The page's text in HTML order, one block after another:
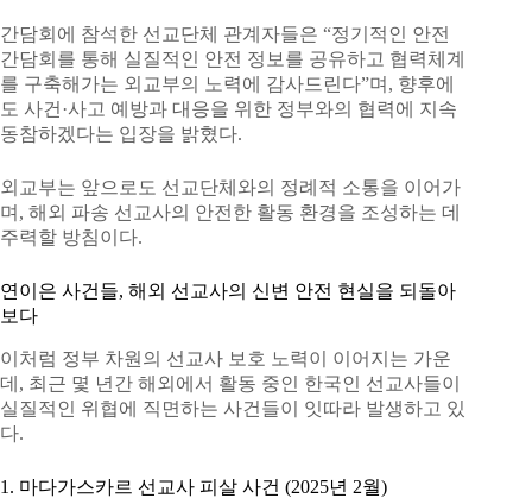
간담회에 참석한 선교단체 관계자들은 “정기적인 안전
간담회를 통해 실질적인 안전 정보를 공유하고 협력체계
를 구축해가는 외교부의 노력에 감사드린다”며, 향후에
도 사건·사고 예방과 대응을 위한 정부와의 협력에 지속
동참하겠다는 입장을 밝혔다.
외교부는 앞으로도 선교단체와의 정례적 소통을 이어가
며, 해외 파송 선교사의 안전한 활동 환경을 조성하는 데
주력할 방침이다.
연이은 사건들, 해외 선교사의 신변 안전 현실을 되돌아
보다
이처럼 정부 차원의 선교사 보호 노력이 이어지는 가운
데, 최근 몇 년간 해외에서 활동 중인 한국인 선교사들이
실질적인 위협에 직면하는 사건들이 잇따라 발생하고 있
다.
1. 마다가스카르 선교사 피살 사건 (2025년 2월)